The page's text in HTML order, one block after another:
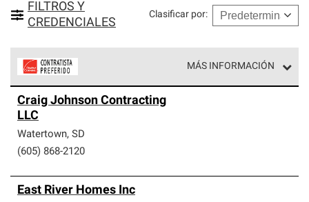
FILTROS Y
CREDENCIALES
Clasificar por:
MÁS INFORMACIÓN
parte de una red exclusiva de profesionales de techos
que cumplen con altos estándares y requisitos estrictos
de profesionalismo y confiabilidad.
Craig Johnson Contracting
LLC
Watertown, SD
(605) 868-2120
East River Homes Inc